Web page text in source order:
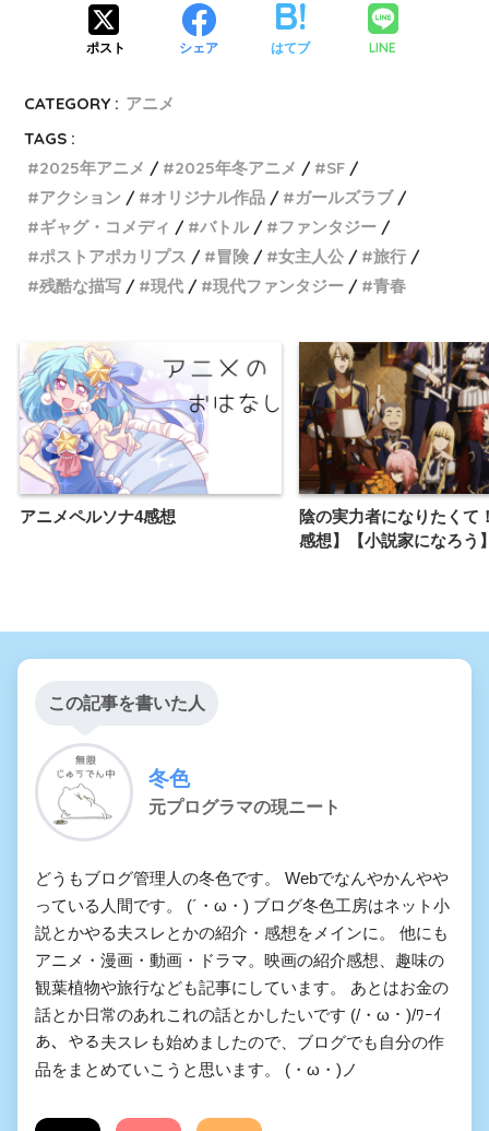
ポスト シェア はてブ LINE
CATEGORY : アニメ
TAGS :
2025年アニメ
2025年冬アニメ
SF
アクション
オリジナル作品
ガールズラブ
ギャグ・コメディ
バトル
ファンタジー
ポストアポカリプス
冒険 女主人公
旅行
残酷な描写
現代 現代ファンタジー 青春
アニメペルソナ4感想
陰の実力者になりたくて
感想】【小説家になろう
この記事を書いた人
冬色
元プログラマの現ニート
どうもブログ管理人の冬色です。 Webでなんやかんやや
っている人間です。 (´・ω・) ブログ冬色工房はネット小
説とかやる夫スレとかの紹介・感想をメインに。 他にも
アニメ・漫画・動画・ドラマ。映画の紹介感想、趣味の
観葉植物や旅行なども記事にしています。 あとはお金の
話とか日常のあれこれの話とかしたいです (/・ω・)/ﾜｰｲ
あ、やる夫スレも始めましたので、ブログでも自分の作
品をまとめていこうと思います。 (・ω・)ノ